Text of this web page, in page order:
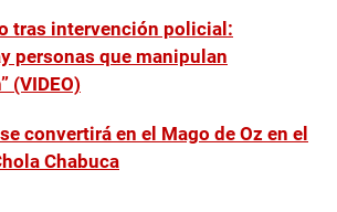
tras intervención policial:
personas que manipulan
(VIDEO)
convertirá en el Mago de Oz en el
Chabuca